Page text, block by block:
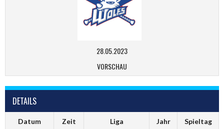
28.05.2023
VORSCHAU
DETAILS
Datum Zeit Liga Jahr Spieltag